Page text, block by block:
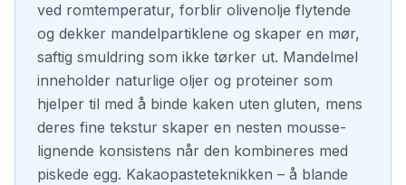
ved romtemperatur, forblir olivenolje flytende
og dekker mandelpartiklene og skaper en mør,
saftig smuldring som ikke tørker ut. Mandelmel
inneholder naturlige oljer og proteiner som
hjelper til med å binde kaken uten gluten, mens
deres fine tekstur skaper en nesten mousse-
lignende konsistens når den kombineres med
piskede egg. Kakaopasteteknikken – å blande